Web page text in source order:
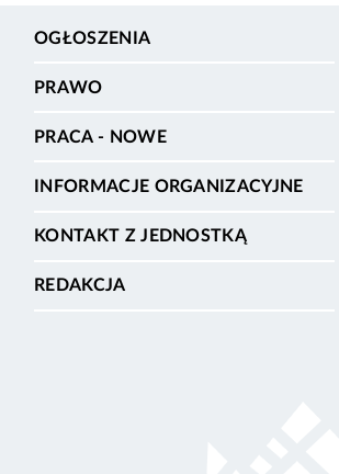
OGŁOSZENIA
PRAWO
PRACA - NOWE
INFORMACJE ORGANIZACYJNE
KONTAKT Z JEDNOSTKĄ
REDAKCJA